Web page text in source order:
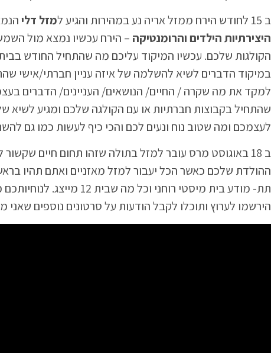
ב 15 לחודש הירח ממזל אריה נע במהירות והגיע ל
מזל דלי
היצירתיות הילדים והרומנטיקה – הירח עכשיו נמצא מול
למקד את מה שקרה / החיים/ הנושאים/ העניינים/ הדברים
שהתחיל בקבוצות חברתיות או עם הקולגה שלכם ומגיע לשיא
לעצמכם ומה שטוב נוח ונעים לכם והכי כיף לעשות כמו גם
ההולדת שלכם כאשר הכל יעבור למזל מאזניים ואתם תהיו
תת- מודע בית מיסטי
הירשמו לערוץ ותוכלו לקבל הודעות על סרטונים נוספים שאני